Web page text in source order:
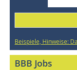
Beispiele, Hinweise:
BBB Jobs